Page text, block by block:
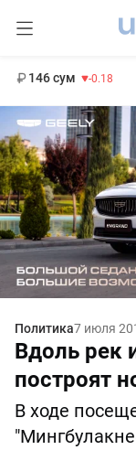
146 сум -0.18
Политика7 июля
Вдоль рек
построят
В ходе